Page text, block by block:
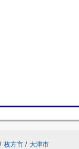
/ 枚方市 / 大津市